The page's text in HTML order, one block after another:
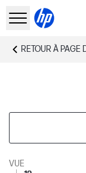
RETOUR À PAGE
VUE